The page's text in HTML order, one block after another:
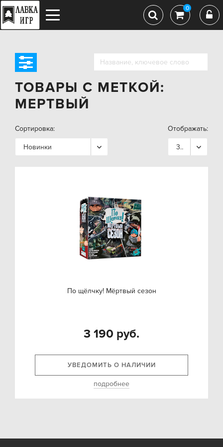
0
ТОВАРЫ С МЕТКОЙ:
МЕРТВЫЙ
Сортировка:
Новинки
Отображать:
36
По щёлчку! Мёртвый сезон
3 190 руб.
УВЕДОМИТЬ О НАЛИЧИИ
подробнее